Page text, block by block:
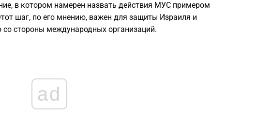
в котором намерен назвать действия МУС примером
шаг, по его мнению, важен для защиты Израиля и
стороны международных организаций.
ad